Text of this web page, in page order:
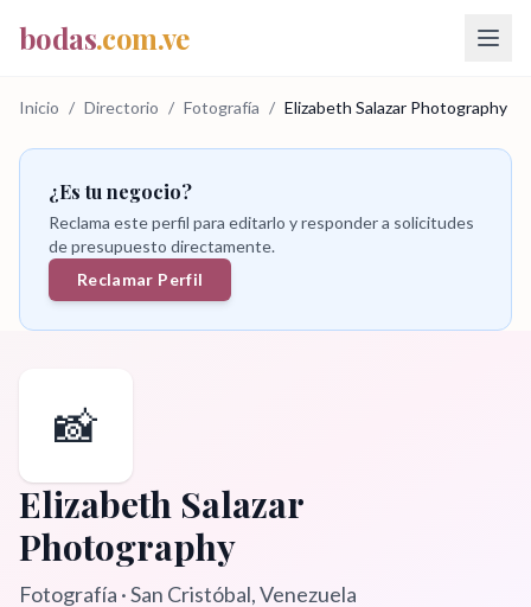
bodas.com.ve
Inicio / Directorio / Fotografía / Elizabeth Salazar Photography
¿Es tu negocio?
Reclama este perfil para editarlo y responder a solicitudes
de presupuesto directamente.
Reclamar Perfil
📸
Elizabeth Salazar
Photography
Fotografía ·San Cristóbal, Venezuela